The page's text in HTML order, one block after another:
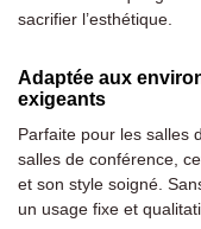
sacrifier l’esthétique.
Adaptée aux
exigeants
Parfaite pour les salles
salles de conférence,
et son style soigné.
un usage fixe et